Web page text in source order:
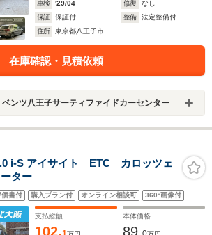
車検 '29/04 修復
なし
保証
保証付 整備
法定整備付
住所
東京都八王子市
在庫確認・見積依頼
ベンツ八王子サーティファイドカーセンター
i-S アイサイト ETC カロッツェ
ター
価書付 購入プラン付 オンライン相談可 360°画像付
支払総額
102.
本体価格
89.